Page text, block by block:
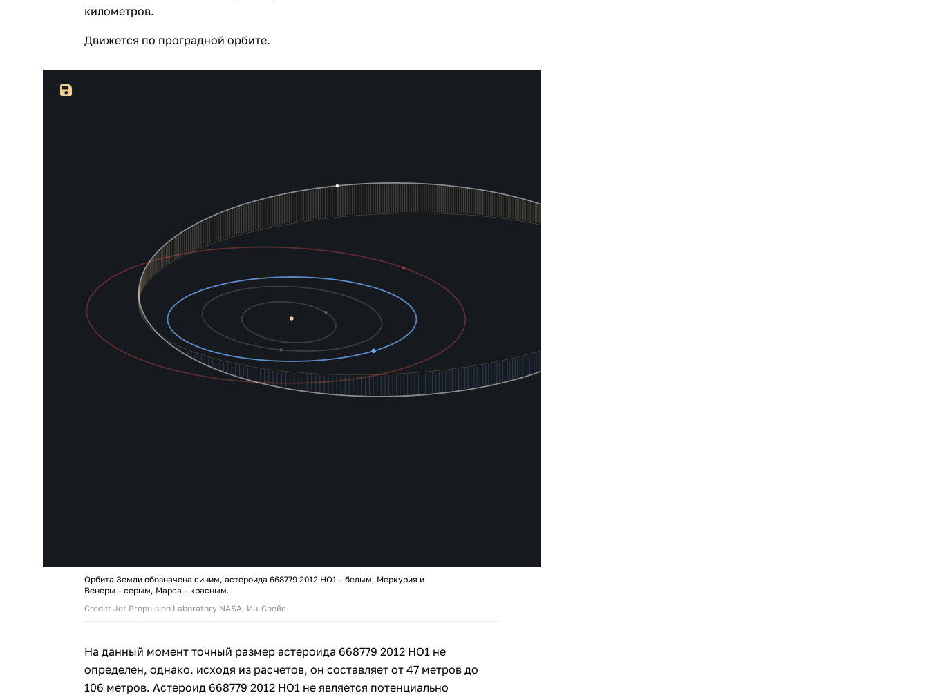
километров.
Движется по проградной орбите.
Орбита Земли обозначена синим, астероида 668779 2012 HO1 – белым, Меркурия и
Венеры – серым, Марса – красным.
Credit: Jet Propulsion Laboratory NASA, Ин-Спейс
На данный момент точный размер астероида 668779 2012 HO1 не
определен, однако, исходя из расчетов, он составляет от 47 метров до
106 метров. Астероид 668779 2012 HO1 не является потенциально